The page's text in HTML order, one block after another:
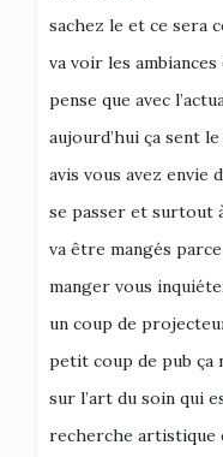
sachez le et ce sera
va voir les
pense que avec
aujourd’hui ça sent
avis vous avez envie
se passer et surtout
va être mangés
manger vous
un coup de
petit coup de pub ça
sur l’art du soin qui
recherche artistique